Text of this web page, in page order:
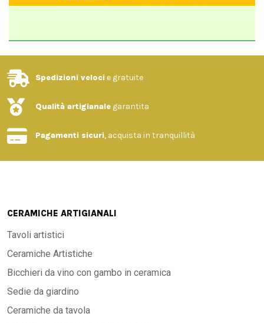
Spedizioni veloci e gratuite
Qualità artigianale garantita
Pagamenti sicuri, acquista in tranquillità
CERAMICHE ARTIGIANALI
Tavoli artistici
Ceramiche Artistiche
Bicchieri da vino con gambo in ceramica
Sedie da giardino
Ceramiche da tavola